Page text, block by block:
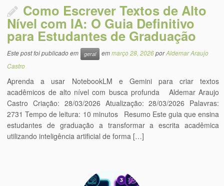
Como Escrever Textos de Alto
Nível com IA: O Guia Definitivo
para Estudantes de Graduação
Este post foi publicado em geral emmarço 28, 2026porAldemar Araujo
Castro
Aprenda a usar NotebookLM e Gemini para criar textos
acadêmicos de alto nível com busca profunda Aldemar Araujo
Castro Criação: 28/03/2026 Atualização: 28/03/2026 Palavras:
2731 Tempo de leitura: 10 minutos Resumo Este guia que ensina
estudantes de graduação a transformar a escrita acadêmica
utilizando inteligência artificial de forma […]